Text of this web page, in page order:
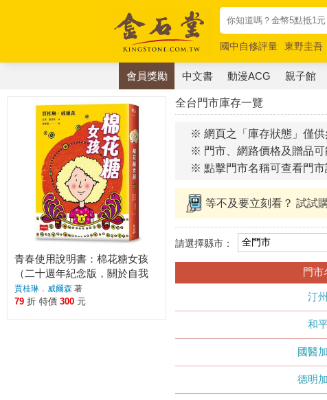
國中自修評量 東野圭吾
唯紅花綻放
奧德賽 路
會員獎勵 中文書 動漫ACG 親子館
全台門市庫存一覽
※ 網頁之「庫存狀態」僅供
※ 門市、網路價格及贈品可
※ 點擊門市名稱可查看門市
等不及要立刻看？ 試試
請選擇縣市：
門市
汀
和
國醫
德明
青春使用說明書：棉花糖女孩
（二十週年紀念版，關於自我
認同、友情、親情和成長的心
事簿）
賈桂琳．威爾森 著
79 折 特價 300 元